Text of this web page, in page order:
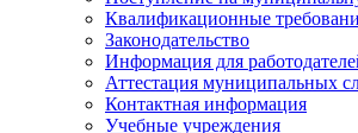
Квалификационные
Законодательство
Информация для
Аттестация муниципальных
Контактная информация
Учебные учреждения